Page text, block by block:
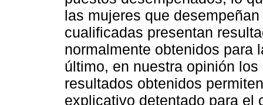
las mujeres que
cualificadas presentan
normalmente obtenidos para
último, en nuestra opinión
resultados obtenidos
explicativo detentado para el